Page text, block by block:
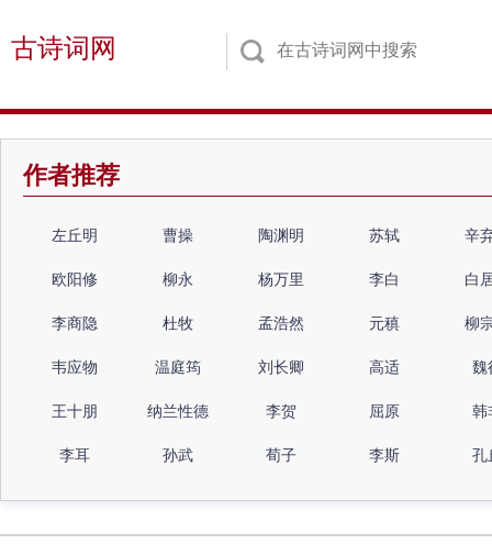
古诗词网
作者推荐
左丘明 曹操 陶渊明 苏轼 辛
欧阳修 柳永 杨万里 李白 白
李商隐 杜牧 孟浩然 元稹 柳
韦应物 温庭筠 刘长卿 高适 魏
王十朋 纳兰性德 李贺 屈原 韩
李耳 孙武 荀子 李斯 孔